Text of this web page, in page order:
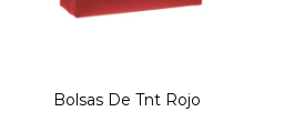
Bolsas De Tnt Rojo